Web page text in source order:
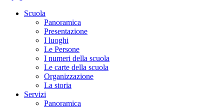
Scuola
Panoramica
Presentazione
I luoghi
Le Persone
I numeri della scuola
Le carte della scuola
Organizzazione
La storia
Servizi
Panoramica